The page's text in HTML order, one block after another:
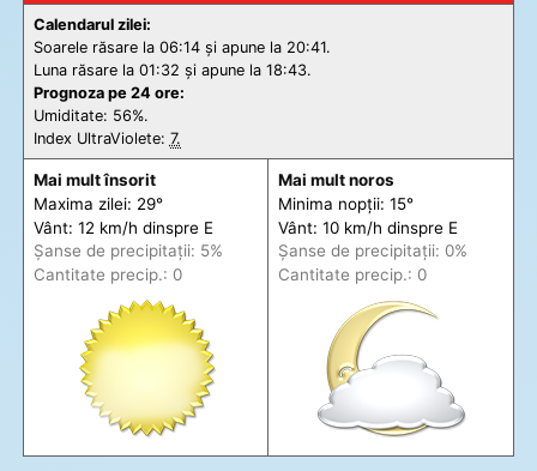
Calendarul zilei:
Soarele răsare la 06:14 și apune la 20:41.
Luna răsare la 01:32 și apune la 18:43.
Prognoza pe 24 ore:
Umiditate: 56%.
Index UltraViolete: 7.
Mai mult însorit
Maxima zilei: 29°
Vânt: 12 km/h dinspre E
Șanse de precipitații: 5%
Cantitate precip.: 0
Mai mult noros
Minima nopții: 15°
Vânt: 10 km/h dinspre E
Șanse de precipitații: 0%
Cantitate precip.: 0